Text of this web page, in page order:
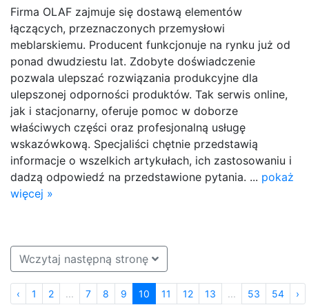
Firma OLAF zajmuje się dostawą elementów
łączących, przeznaczonych przemysłowi
meblarskiemu. Producent funkcjonuje na rynku już od
ponad dwudziestu lat. Zdobyte doświadczenie
pozwala ulepszać rozwiązania produkcyjne dla
ulepszonej odporności produktów. Tak serwis online,
jak i stacjonarny, oferuje pomoc w doborze
właściwych części oraz profesjonalną usługę
wskazówkową. Specjaliści chętnie przedstawią
informacje o wszelkich artykułach, ich zastosowaniu i
dadzą odpowiedź na przedstawione pytania. ... pokaż
więcej »
Wczytaj następną stronę
‹ 1 2 ... 7 8 9 10 11 12 13 ... 53 54 ›